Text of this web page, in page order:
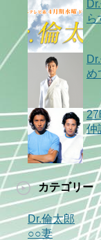
ら
め
27
仲
カテゴリー
Dr.倫太郎
○○妻